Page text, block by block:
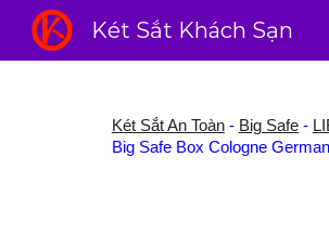
Két Sắt Khách Sạn
Két Sắt An Toàn- Big Safe-
Big Safe Box Cologne